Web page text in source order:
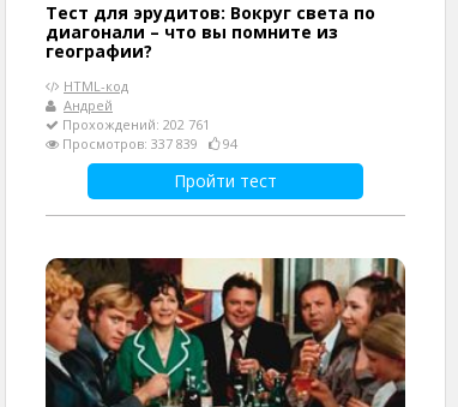
Тест для эрудитов: Вокруг света по
диагонали – что вы помните из
географии?
HTML-код
Андрей
Прохождений: 202 761
Просмотров: 337 839
94
Пройти тест